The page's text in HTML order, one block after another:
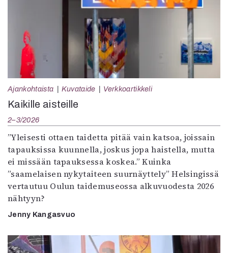
Ajankohtaista Kuvataide Verkkoartikkeli
Kaikille aisteille
2–3/2026
”Yleisesti ottaen taidetta pitää vain katsoa, joissain
tapauksissa kuunnella, joskus jopa haistella, mutta
ei missään tapauksessa koskea.” Kuinka
”saamelaisen nykytaiteen suurnäyttely” Helsingissä
vertautuu Oulun taidemuseossa alkuvuodesta 2026
nähtyyn?
Jenny Kangasvuo